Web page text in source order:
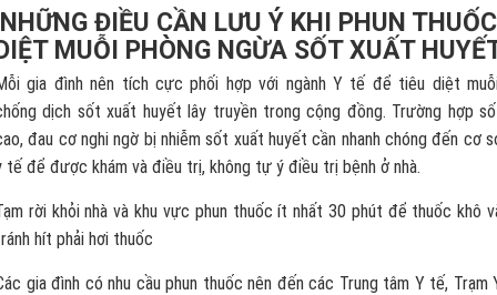
NHỮNG ĐIỀU CẦN LƯU Ý KHI PHUN THUỐC
MUỖI PHÒNG NGỪA SỐT XUẤT
gia đình nên tích cực phối hợp với ngành Y tế để tiêu diệt
dịch sốt xuất huyết lây truyền trong cộng đồng. Trường hợp
đau cơ nghi ngờ bị nhiễm sốt xuất huyết cần nhanh chóng đến cơ
tế để được khám và điều trị, không tự ý điều trị bệnh ở nhà.
rời khỏi nhà và khu vực phun thuốc ít nhất 30 phút để thuốc khô
hít phải hơi thuốc
gia đình có nhu cầu phun thuốc nên đến các Trung tâm Y tế, Trạm